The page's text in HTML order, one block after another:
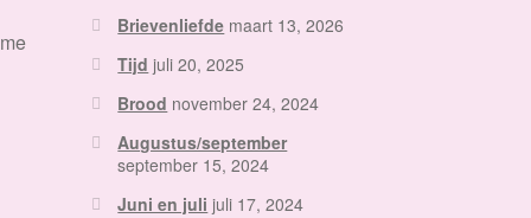
Brievenliefde maart 13, 2026
Tijd juli 20, 2025
Brood november 24, 2024
Augustus/september
september 15, 2024
Juni en juli juli 17, 2024